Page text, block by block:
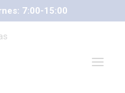
7:00-15:00